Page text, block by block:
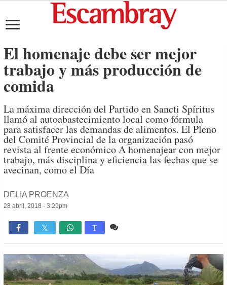
El homenaje debe ser mejor
trabajo y más producción de
comida
La máxima dirección del Partido en Sancti Spíritus
llamó al autoabastecimiento local como fórmula
para satisfacer las demandas de alimentos. El Pleno
del Comité Provincial de la organización pasó
revista al frente económico A homenajear con mejor
trabajo, más disciplina y eficiencia las fechas que se
avecinan, como el Día
DELIA PROENZA
28 abril, 2018 - 3:29pm
 T